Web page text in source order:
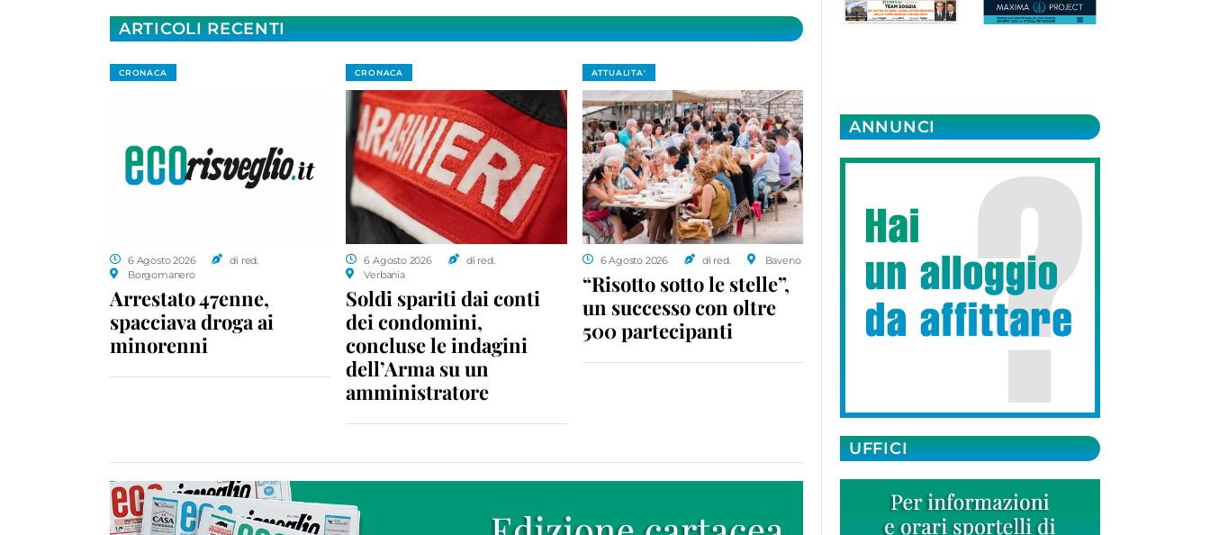
ARTICOLI RECENTI
CRONACA
6 Agosto 2026
di red.
Borgomanero
Arrestato 47enne,
spacciava droga ai
minorenni
CRONACA
6 Agosto 2026
di red.
Verbania
Soldi spariti dai conti
dei condomini,
concluse le indagini
dell’Arma su un
amministratore
ATTUALITA'
6 Agosto 2026 di red. Baveno
“Risotto sotto le stelle”,
un successo con oltre
500 partecipanti
ANNUNCI
UFFICI